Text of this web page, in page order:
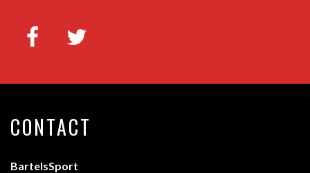
CONTACT
BartelsSport